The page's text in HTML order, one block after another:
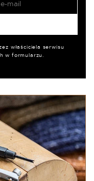
właściciela serwisu
w formularzu.